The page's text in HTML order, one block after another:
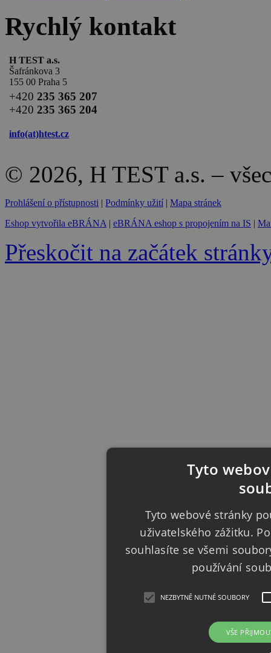
Rychlý kontakt
H TEST a.s.
Šafránkova 3
155 00 Praha 5
+420 235 365 207
+420 235 365 204
info(at)htest.cz
© 2026, H TEST a.s. –
Prohlášení o přístupnosti | Podmínky užití | Mapa stránek
Eshop vytvořila eBRÁNA | eBRÁNA eshop s propojením na IS |
Přeskočit na začátek
Tyto
Tyto webové stránky
uživatelského zážitku.
souhlasíte se všemi
používání
NEZBYTNĚ NUTNÉ SOUBORY
VŠE